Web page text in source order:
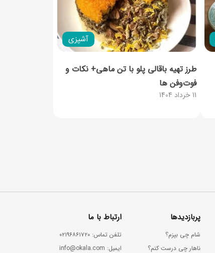
آشپزی
11 خرداد 1404
طرز تهیه باقالی پلو با تن ماهی+ نکات و
فوت‌وفن ها
پربازدیدها
شام چی بپزم؟
ناهار چی درست کنم؟
ارتباط با ما
ﺗﻠﻔﻦ ﺗﻤﺎس: ۰۲۱۹۶۸۶۱۷۲۰
اﯾﻤﯿﻞ: info@okala.com